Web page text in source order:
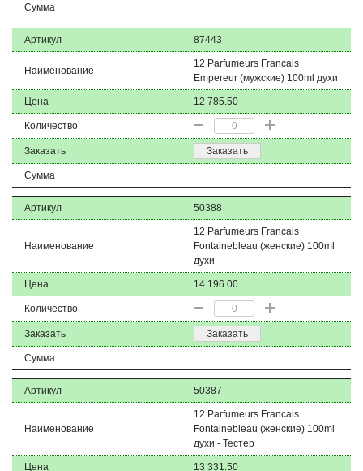
Сумма
Артикул 87443
Наименование
12 Parfumeurs Francais
Empereur (мужские) 100ml духи
Цена 12 785.50
Количество
Заказать Заказать
Сумма
Артикул 50388
Наименование
12 Parfumeurs Francais
Fontainebleau (женские) 100ml
духи
Цена 14 196.00
Количество
Заказать Заказать
Сумма
Артикул 50387
Наименование
12 Parfumeurs Francais
Fontainebleau (женские) 100ml
духи - Тестер
Цена 13 331.50